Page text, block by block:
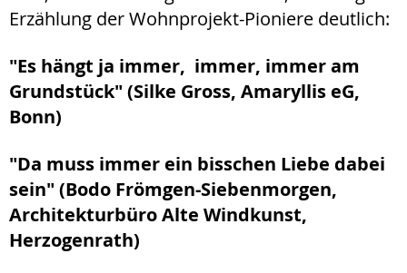
Erzählung der Wohnprojekt-Pioniere deutlich:
"Es hängt ja immer, immer, immer am
Grundstück" (Silke Gross, Amaryllis eG,
Bonn)
"Da muss immer ein bisschen Liebe dabei
sein" (Bodo Frömgen-Siebenmorgen,
Architekturbüro Alte Windkunst,
Herzogenrath)